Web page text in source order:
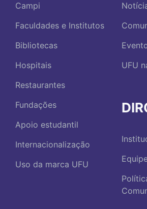
Campi
Faculdades e Institutos
Bibliotecas
Hospitais
Restaurantes
Fundações
Apoio estudantil
Internacionalização
Uso da marca UFU
UFU